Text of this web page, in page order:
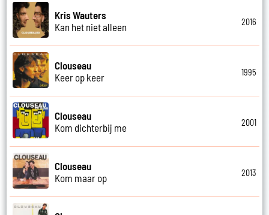
Kris Wauters
Kan het niet alleen
2016
Clouseau
Keer op keer
1995
Clouseau
Kom dichterbij me
2001
Clouseau
Kom maar op
2013